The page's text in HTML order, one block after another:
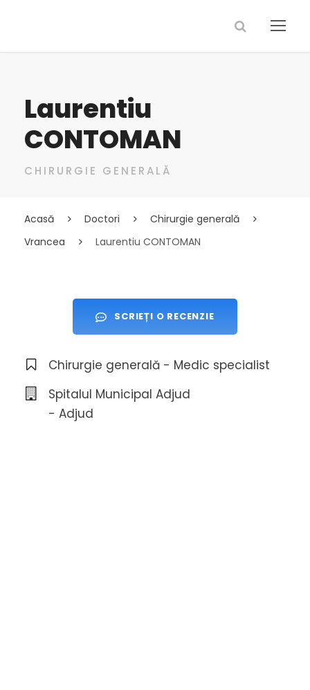
Laurentiu
CONTOMAN
CHIRURGIE GENERALĂ
Acasă Doctori
Chirurgie generală
Vrancea
Laurentiu CONTOMAN
SCRIEȚI O RECENZIE
Chirurgie generală - Medic specialist
Spitalul Municipal Adjud
- Adjud